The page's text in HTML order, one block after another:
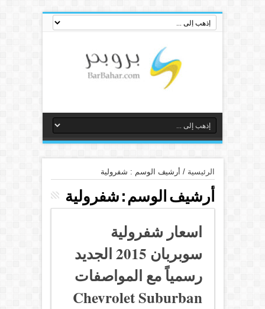
الرئيسية / أرشيف الوسم : شفرولية
أرشيف الوسم :شفرولية
اسعار شفرولية
سوبربان 2015 الجديد
رسمياً مع المواصفات
Chevrolet Suburban